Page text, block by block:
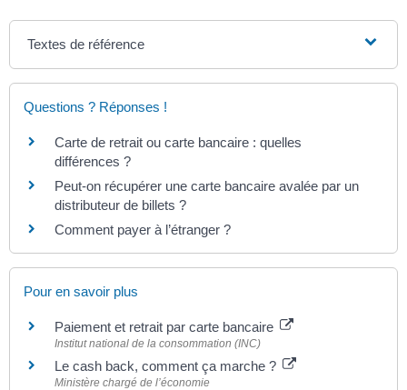
Textes de référence
Questions ? Réponses !
Carte de retrait ou carte bancaire : quelles
différences ?
Peut-on récupérer une carte bancaire avalée par un
distributeur de billets ?
Comment payer à l’étranger ?
Pour en savoir plus
Paiement et retrait par carte bancaire
Institut national de la consommation (INC)
Le cash back, comment ça marche ?
Ministère chargé de l’économie